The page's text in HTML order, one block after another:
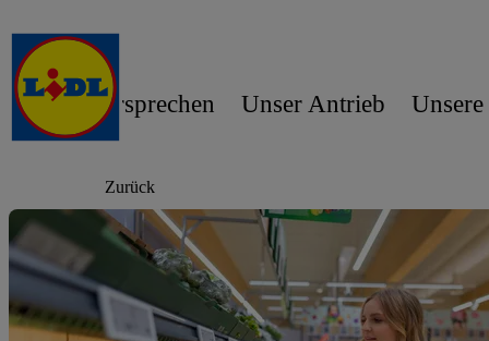
Unser Versprechen Unser Antrieb
Zurück